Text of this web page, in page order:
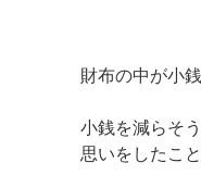
財布の中が小
小銭を減らそ
思いをしたこ